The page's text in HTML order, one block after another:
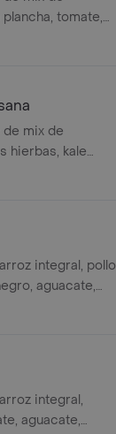
tomate,
de mix de
hierbas, kale
galletas de
integral, pollo
aguacate,
integral,
aguacate,